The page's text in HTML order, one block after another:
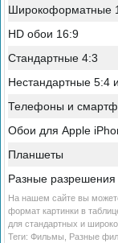
Широкоформатные
HD обои 16:9
Стандартные 4:3
Нестандартные 5:4
Телефоны и
Обои для Apple
Планшеты
Разные разрешения
На нашем сайте вы
формат картинки в
для стандартных и
Теги: Фильмы Разные